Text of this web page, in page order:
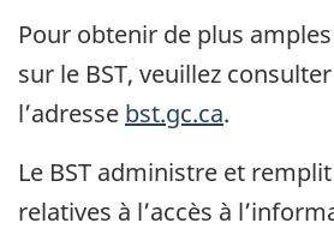
Pour obtenir de plus
sur le BST, veuillez
l’adresse bst.gc.ca.
Le BST administre et
relatives à l’accès à